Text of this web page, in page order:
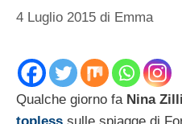
4 Luglio 2015 di Emma
Qualche giorno fa Nina Zilli
topless sulle spiagge di